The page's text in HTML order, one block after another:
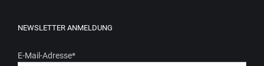
NEWSLETTER ANMELDUNG
E-Mail-Adresse*